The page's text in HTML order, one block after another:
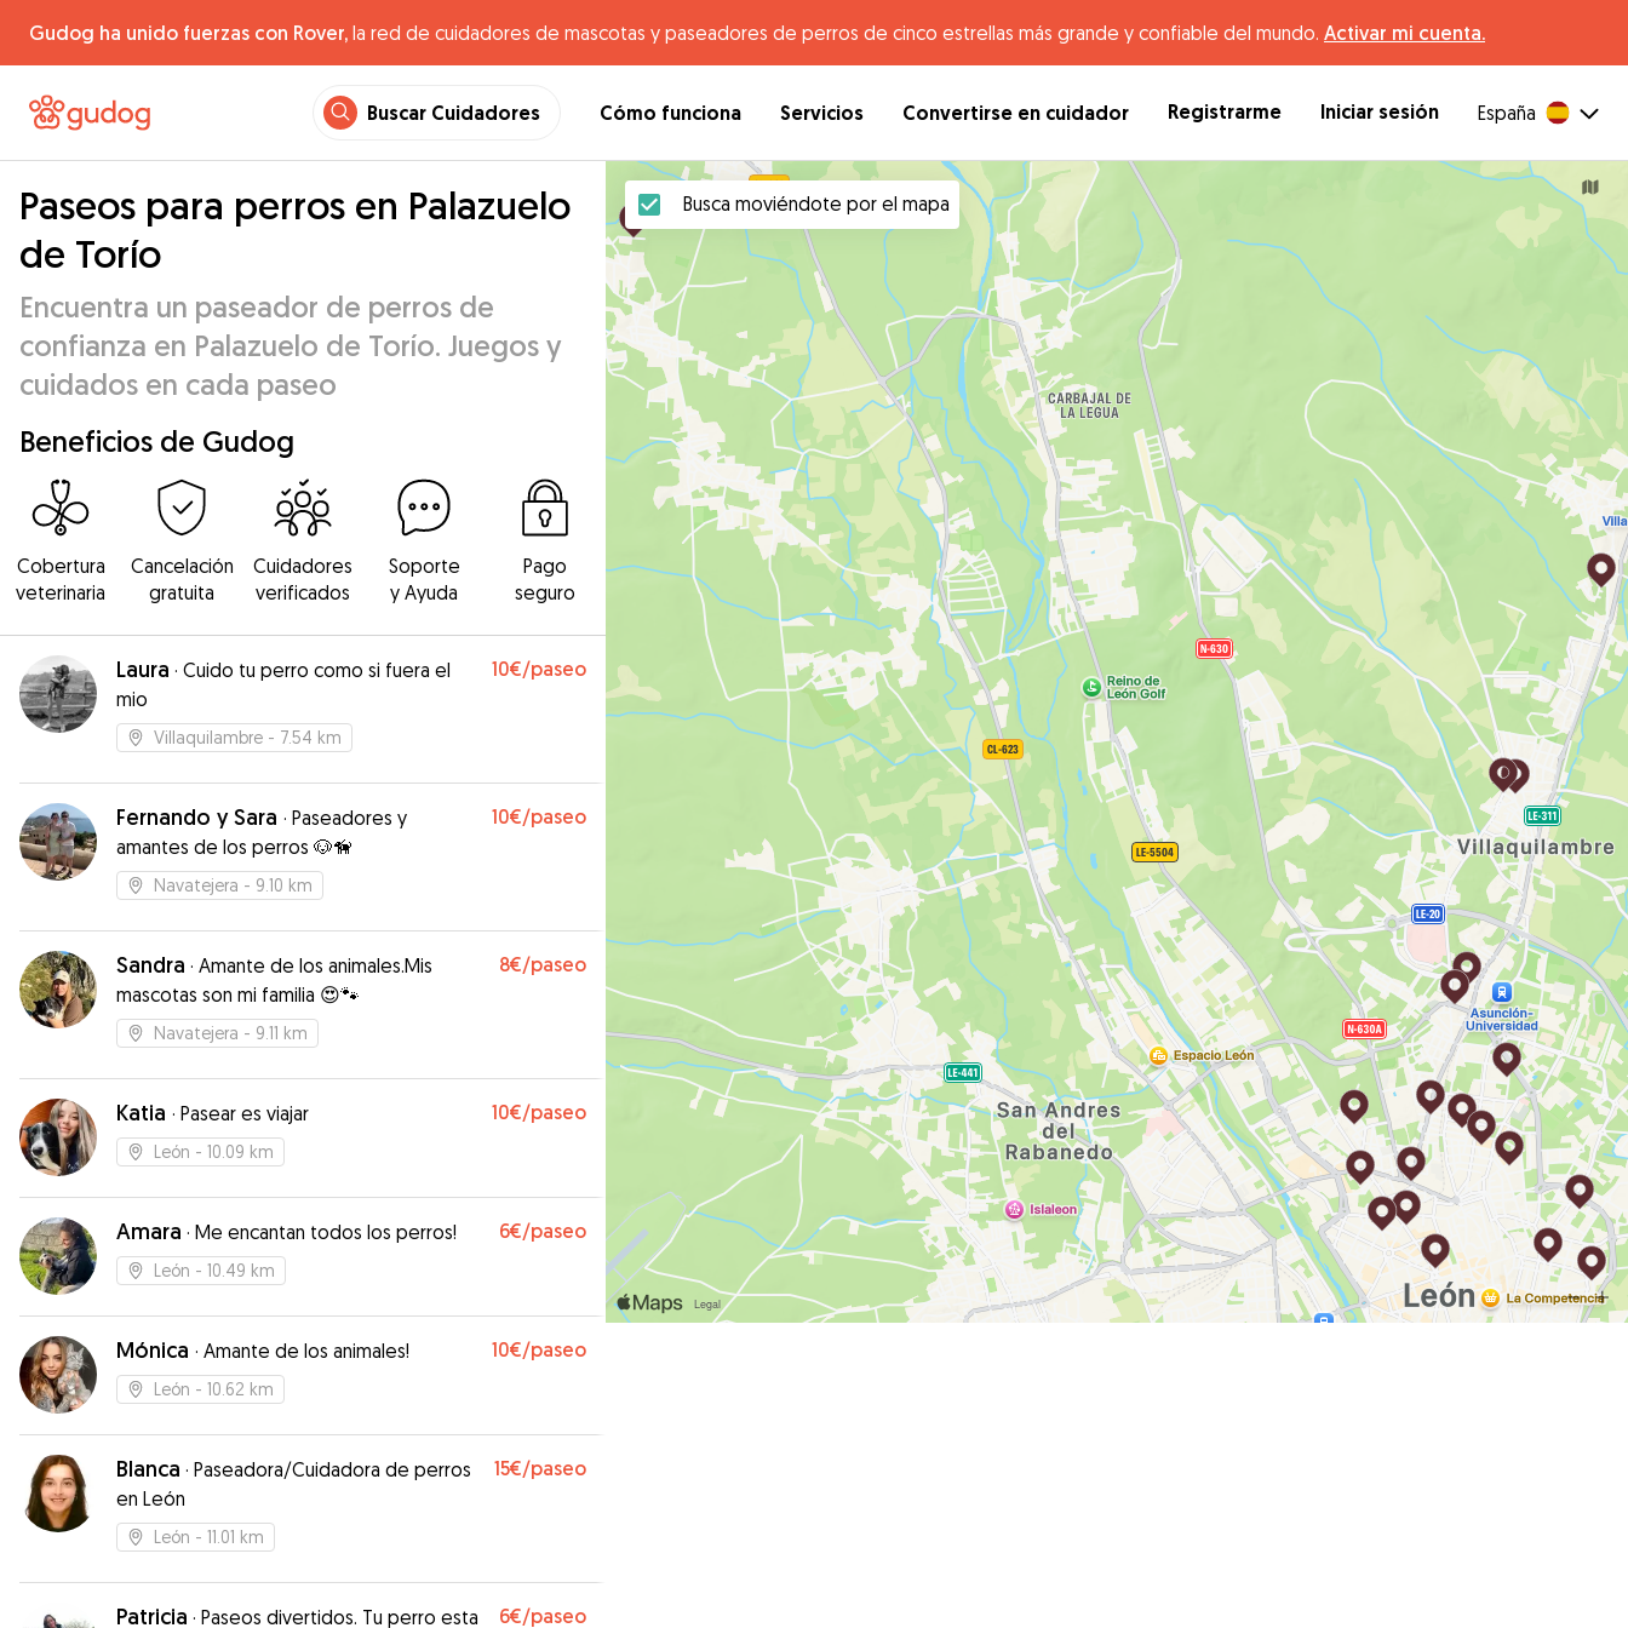
Gudog ha unido fuerzas con Rover, la red de cuidadores de mascotas y paseadores de perros de cinco estrellas más grande y confiable del mundo. Activar mi cuenta.
Buscar Cuidadores Cómo funciona Servicios Convertirse en cuidador Registrarme Iniciar sesión España
Paseos para perros en Palazuelo
de Torío
Encuentra un paseador de perros de
confianza en Palazuelo de Torío. Juegos y
cuidados en cada paseo
Beneficios de Gudog
Cobertura
veterinaria
Cancelación
gratuita
Cuidadores
verificados
Soporte
y Ayuda
Pago
seguro
Laura · Cuido tu perro como si fuera el
mio
10€/paseo
Villaquilambre - 7.54 km
Fernando y Sara · Paseadores y
amantes de los perros 🐶🦮
10€/paseo
Navatejera - 9.10 km
Sandra · Amante de los animales.Mis
mascotas son mi familia 😍🐾
8€/paseo
Navatejera - 9.11 km
Katia · Pasear es viajar 10€/paseo
León - 10.09 km
Amara · Me encantan todos los perros! 6€/paseo
León - 10.49 km
Mónica · Amante de los animales! 10€/paseo
León - 10.62 km
Blanca · Paseadora/Cuidadora de perros
en León
15€/paseo
León - 11.01 km
Patricia · Paseos divertidos. Tu perro esta
6€/paseo
Busca moviéndote por el mapa